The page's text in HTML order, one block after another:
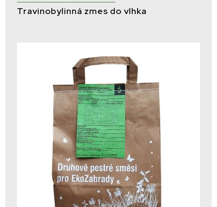
Travinobylinná zmes do vlhka